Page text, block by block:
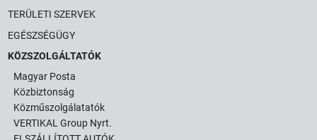
TERÜLETI SZERVEK
EGÉSZSÉGÜGY
KÖZSZOLGÁLTATÓK
Magyar Posta
Közbiztonság
Közműszolgálatatók
VERTIKAL Group Nyrt.